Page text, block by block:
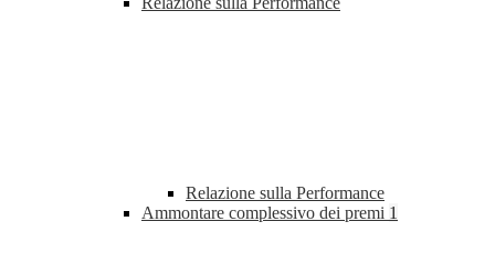
Relazione sulla Performance
Ammontare complessivo dei premi 1